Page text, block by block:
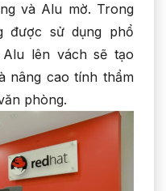
và Alu mờ. Trong
được sử dụng phổ
lên vách sẽ tạo
nâng cao tính thẩm
phòng.